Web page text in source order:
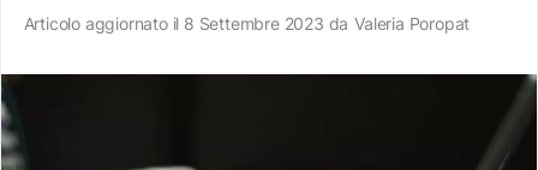
Articolo aggiornato il 8 Settembre 2023 da Valeria Poropat